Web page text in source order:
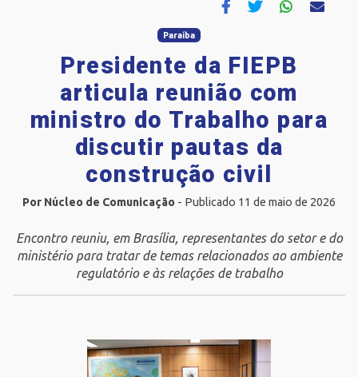
Paraíba
Presidente da FIEPB
articula reunião com
ministro do Trabalho para
discutir pautas da
construção civil
Por Núcleo de Comunicação - Publicado 11 de maio de 2026
Encontro reuniu, em Brasília, representantes do setor e do
ministério para tratar de temas relacionados ao ambiente
regulatório e às relações de trabalho